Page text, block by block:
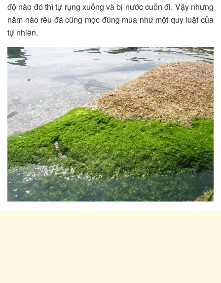
độ nào đó thì tự rụng xuống và bị nước cuốn đi. Vậy nhưng
năm nào rêu đá cũng mọc đúng mùa như một quy luật của
tự nhiên.